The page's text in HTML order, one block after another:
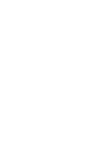
0x558aff052c4d bp
asan+0x7b1bc)
(BuildId:
(BuildId:
(BuildId:
(BuildId: